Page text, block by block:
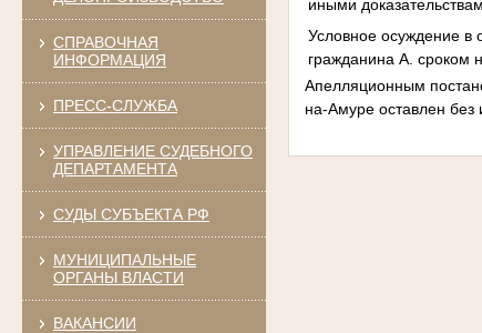
СПРАВОЧНАЯ
ИНФОРМАЦИЯ
ПРЕСС-СЛУЖБА
УПРАВЛЕНИЕ СУДЕБНОГО
ДЕПАРТАМЕНТА
СУДЫ СУБЪЕКТА РФ
МУНИЦИПАЛЬНЫЕ
ОРГАНЫ ВЛАСТИ
ВАКАНСИИ
иными
Условное осуждение
гражданина А. сроком
Апелляционным
на-Амуре оставлен без